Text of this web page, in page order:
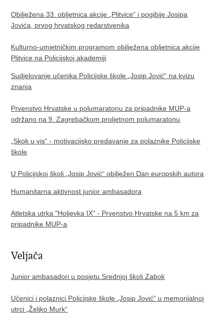
Obilježena 33. obljetnica akcije „Plitvice“ i pogibije Josipa
Jovića, prvog hrvatskog redarstvenika
Kulturno-umjetničkim programom obilježena obljetnica akcije
Plitvice na Policijskoj akademiji
Sudjelovanje učenika Policijske škole „Josip Jović“ na kvizu
znanja
Prvenstvo Hrvatske u polumaratonu za pripadnike MUP-a
održano na 9. Zagrebačkom proljetnom polumaratonu
„Skok u vis“ - motivacijsko predavanje za polaznike Policijske
škole
U Policijskoj školi „Josip Jović“ obilježen Dan europskih autora
Humanitarna aktivnost junior ambasadora
Atletska utrka "Holjevka IX" - Prvenstvo Hrvatske na 5 km za
pripadnike MUP-a
Veljača
Junior ambasadori u posjetu Srednjoj školi Zabok
Učenici i polaznici Policijske škole „Josip Jović“ u memorijalnoj
utrci „Željko Murk“